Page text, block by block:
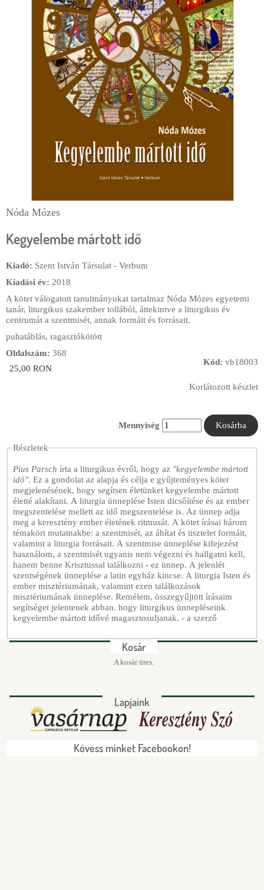
Nóda Mózes
Kegyelembe mártott idő
Kiadó: Szent István Társulat - Verbum
Kiadási év: 2018
A kötet válogatott tanulmányokat tartalmaz Nóda Mózes egyetemi
tanár, liturgikus szakember tollából, áttekintve a liturgikus év
centrumát a szentmisét, annak formáit és forrásait.
puhatáblás, ragasztókötött
Oldalszám: 368
25,00 RON
Korlátozott készlet
Kód: vb18003
Mennyiség
Részletek
Pius Parsch írta a liturgikus évről, hogy az "kegyelembe mártott
idő". Ez a gondolat az alapja és célja e gyűjteményes kötet
megjelenésének, hogy segítsen életünket kegyelembe mártott
életté alakítani. A liturgia ünneplése Isten dicsőítése és az ember
megszentelése mellett az idő megszentelése is. Az ünnep adja
meg a keresztény ember életének ritmusát. A kötet írásai három
témakört mutatnakbe: a szentmisét, az áhítat és tisztelet formáit,
valamint a liturgia forrásait. A szentmise ünneplése kifejezést
használom, a szentmisét ugyanis nem végezni és hallgatni kell,
hanem benne Krisztussal találkozni - ez ünnep. A jelenlét
szentségének ünneplése a latin egyház kincse. A liturgia Isten és
ember misztériumának, valamint ezen találkozások
misztériumának ünneplése. Remélem, összegyűjtött írásaim
segítséget jelentenek abban. hogy liturgikus ünnepléseink
kegyelembe mártott idővé magasztosuljanak. - a szerző
Kosár
A kosár üres.
Lapjaink
Kövess minket Facebookon!